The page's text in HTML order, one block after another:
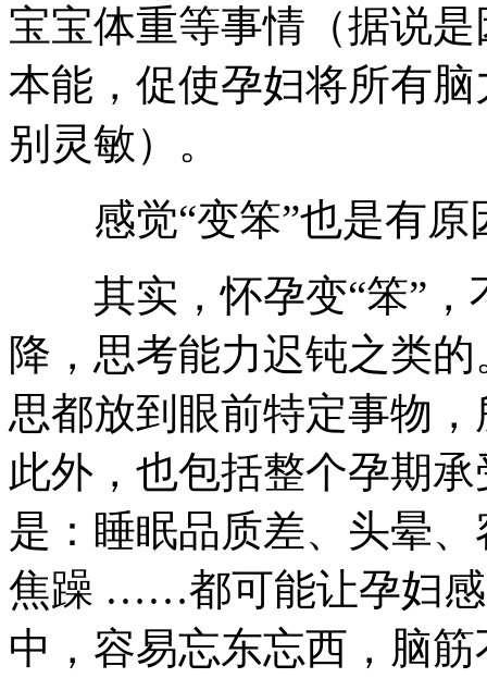
宝宝体重等事情（据说
本能，促使孕妇将所有
别灵敏）。
感觉“变笨”也是有原
其实，怀孕变“笨”，
降，思考能力迟钝之类
思都放到眼前特定事物
此外，也包括整个孕期
是：睡眠品质差、头晕
焦躁 ……都可能让孕妇感
中，容易忘东忘西，脑